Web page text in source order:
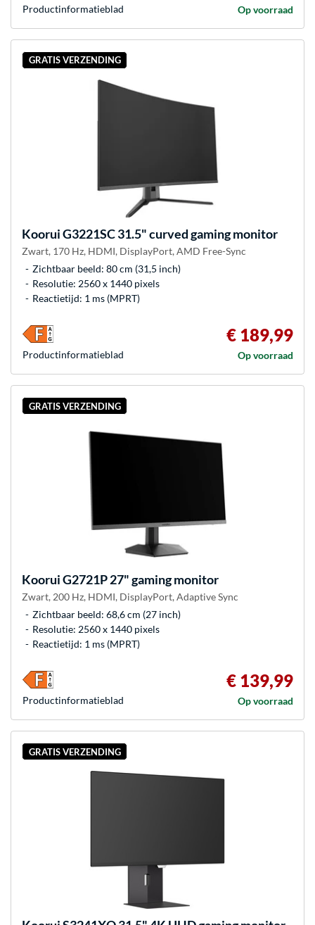
Op voorraad
Product­informatieblad
GRATIS VERZENDING
KooruiG3221SC 31.5" curved gaming monitor
Zwart, 170 Hz, HDMI, DisplayPort, AMD Free-Sync
Zichtbaar beeld: 80 cm (31,5 inch)
Resolutie: 2560 x 1440 pixels
Reactietijd: 1 ms (MPRT)
€ 189,99
Op voorraad
Product­informatieblad
GRATIS VERZENDING
KooruiG2721P 27" gaming monitor
Zwart, 200 Hz, HDMI, DisplayPort, Adaptive Sync
Zichtbaar beeld: 68,6 cm (27 inch)
Resolutie: 2560 x 1440 pixels
Reactietijd: 1 ms (MPRT)
€ 139,99
Op voorraad
Product­informatieblad
GRATIS VERZENDING